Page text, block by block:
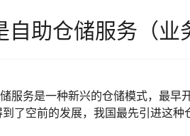
自助仓储服务（业
务是一种新兴的仓储模式，最早开
了空前的发展，我国最先引进这种